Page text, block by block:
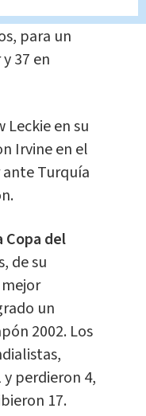
para un
37 en
Leckie en su
Irvine en el
Turquía
Copa del
de su
un
2002. Los
perdieron 4,
17.